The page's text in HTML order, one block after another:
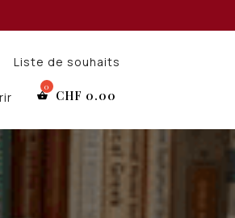
Liste de souhaits
CHF 0.00